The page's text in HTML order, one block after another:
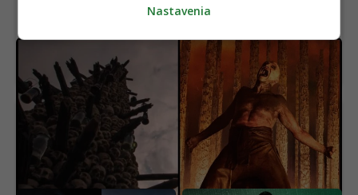
Nedocenený klenot práve dorazil online aj s
dabingom. Na jednom mieste sú všetky filmy
Nastavenia